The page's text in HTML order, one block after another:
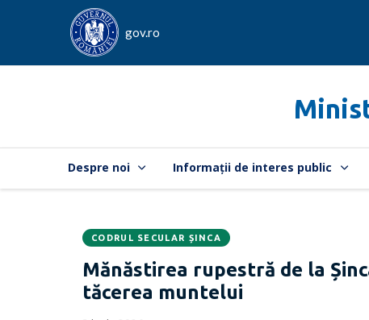
gov.ro
Despre noi Informații de interes public
CATEGORIA:
CODRUL SECULAR ȘINCA
Mănăstirea rupestră de la
tăcerea muntelui
Data
publicării: